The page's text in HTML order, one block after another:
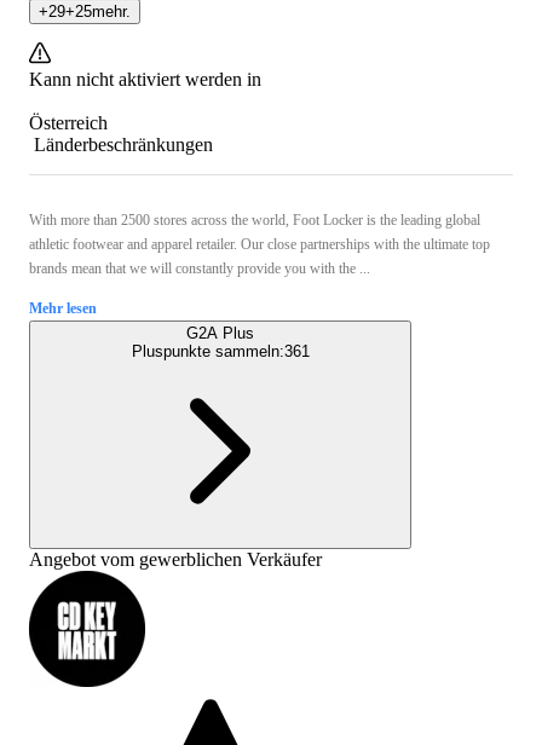
+29+25mehr.
Kann nicht aktiviert werden in
Österreich
Länderbeschränkungen
With more than 2500 stores across the world, Foot Locker is the leading global
athletic footwear and apparel retailer. Our close partnerships with the ultimate top
brands mean that we will constantly provide you with the ...
Mehr lesen
G2A Plus
Pluspunkte sammeln:361
Angebot vom gewerblichen Verkäufer